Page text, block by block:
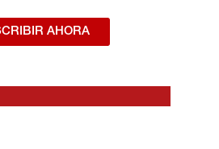
AHORA